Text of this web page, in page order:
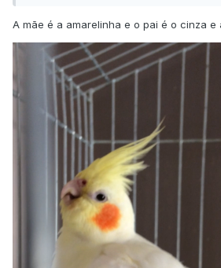
A mãe é a amarelinha e o pai é o cinza e